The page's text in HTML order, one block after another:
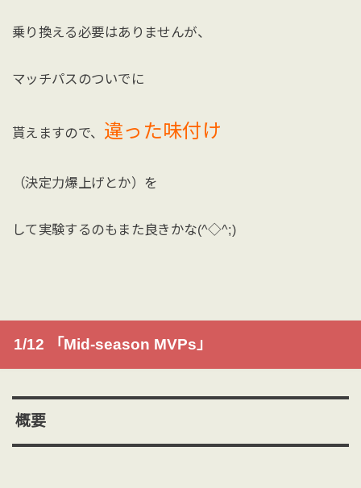
乗り換える必要はありませんが、
マッチパスのついでに
貰えますので、 違った味付け
（決定力爆上げとか）を
して実験するのもまた良きかな(^◇^;)
1/12 「Mid-season MVPs」
概要